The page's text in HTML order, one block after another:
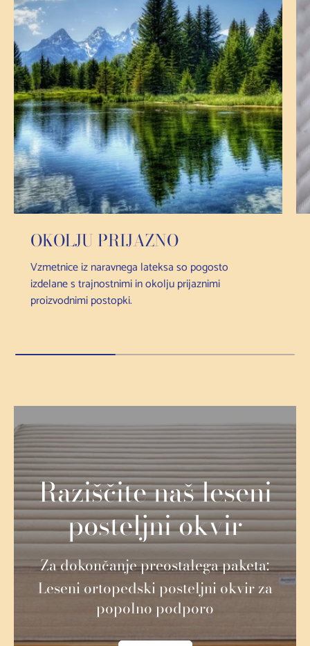
OKOLJU PRIJAZNO
Vzmetnice iz naravnega lateksa so pogosto
izdelane s trajnostnimi in okolju prijaznimi
proizvodnimi postopki.
Raziščite naš leseni
posteljni okvir
Za dokončanje preostalega paketa:
Leseni ortopedski posteljni okvir za
popolno podporo